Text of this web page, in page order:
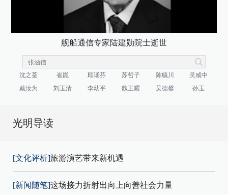
舰船通信专家陆建勋院士逝世
沈之荃 崔崑 顾诵芬 苏哲子 陈毓川
吴咸中
戴汝为
刘玉清 李幼平 魏正耀 吴德馨 孙玉
光明导读
[文化评析]旅游演艺带来新机遇
[新闻随笔]这场接力折射出向上向善社会力量